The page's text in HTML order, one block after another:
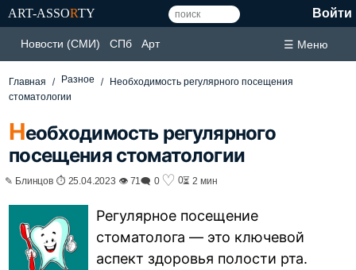
ART-ASSORTY Войти
Новости (СМИ) СПб Арт ☰ Меню
Главная Разное
Необходимость регулярного посещения
стоматологии
Необходимость регулярного
посещения стоматологии
✎ Блинцов ⏱ 25.04.2023 👁 71🗨 0 ♡ 0⏳ 2 мин
Регулярное посещение
стоматолога — это ключевой
аспект здоровья полости рта.